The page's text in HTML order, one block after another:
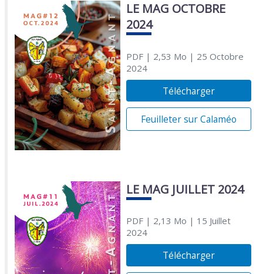
LE MAG OCTOBRE
2024
PDF| 2,53 Mo | 25 Octobre
2024
Télécharger
Feuilleter sur Calaméo
LE MAG JUILLET 2024
PDF| 2,13 Mo | 15 Juillet
2024
Télécharger